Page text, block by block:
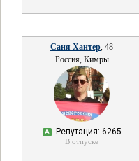
Саня Хантер, 48
Россия, Кимры
А Репутация: 6265
В отпуске